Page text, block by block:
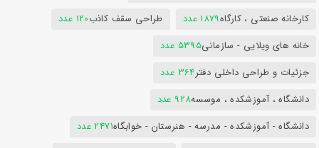
کارخانه صنعتی ، کارگاه1879 عدد طراحی سقف کاذب120 عدد
خانه های ویلایی - سازمانی5395 عدد
جزئیات و طراحی داخلی دفتر364 عدد
دانشگاه ، آموزشکده ، موسسه928 عدد
دانشگاه - آموزشکده - مدرسه - هنرستان - خوابگاه2471 عدد